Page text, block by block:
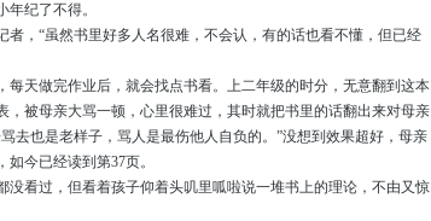
纪了不得。
，“虽然书里好多人名很难，不会认，有的话也看不懂，但已经
天做完作业后，就会找点书看。上二年级的时分，无意翻到这本
被母亲大骂一顿，心里很难过，其时就把书里的话翻出来对母亲
去也是老样子，骂人是最伤他人自负的。”没想到效果超好，母亲
今已经读到第37页。
看过，但看着孩子仰着头叽里呱啦说一堆书上的理论，不由又惊